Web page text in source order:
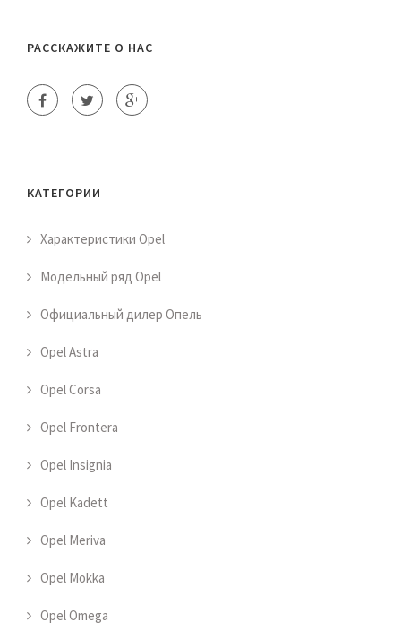
РАССКАЖИТЕ О НАС
КАТЕГОРИИ
Характеристики Opel
Модельный ряд Opel
Официальный дилер Опель
Opel Astra
Opel Corsa
Opel Frontera
Opel Insignia
Opel Kadett
Opel Meriva
Opel Mokka
Opel Omega